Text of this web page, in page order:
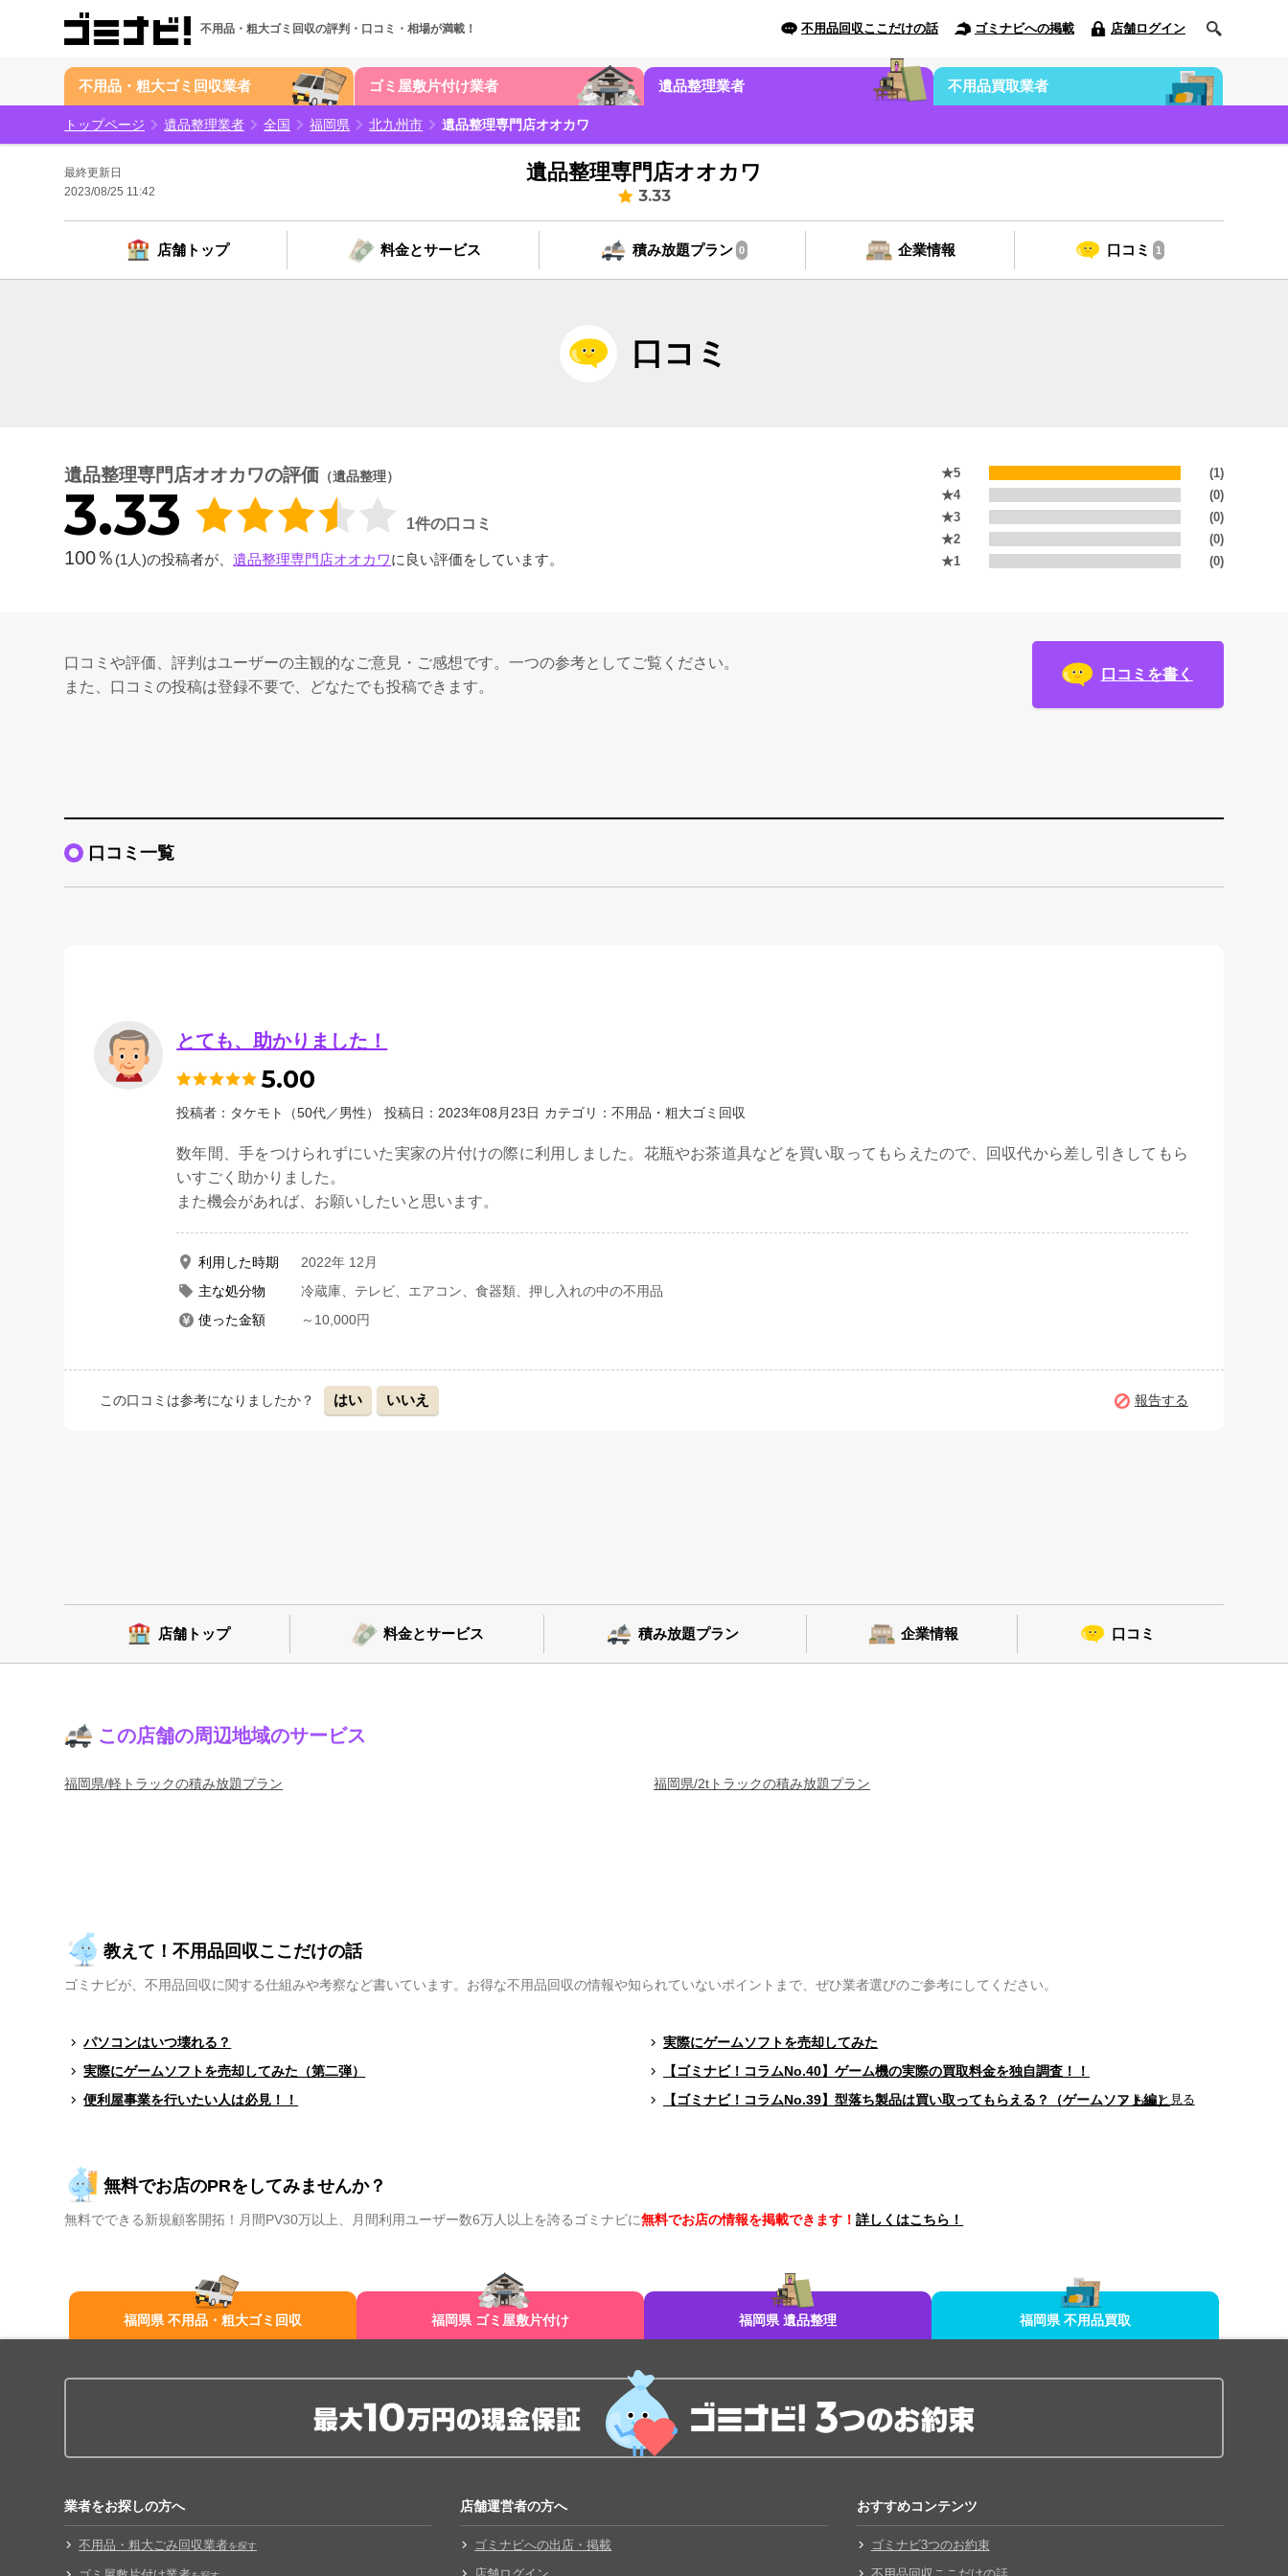
不用品・粗大ゴミ回収の評判・口コミ・相場が満載！ 不用品回収ここだけの話 ゴミナビへの掲載 店舗ログイン
不用品・粗大ゴミ回収業者 ゴミ屋敷片付け業者 遺品整理業者 不用品買取業者
トップページ 遺品整理業者 全国 福岡県 北九州市 遺品整理専門店オオカワ
遺品整理専門店オオカワ
3.33
最終更新日
2023/08/25 11:42
店舗トップ 料金とサービス 積み放題プラン 0 企業情報 口コミ 1
口コミ
遺品整理専門店オオカワの評価 （遺品整理）
3.33 1件の口コミ
100％ (1人)の投稿者が、遺品整理専門店オオカワに良い評価をしています。
★5
(1)
★4
(0)
★3
(0)
★2
(0)
★1
(0)
口コミや評価、評判はユーザーの主観的なご意見・ご感想です。一つの参考としてご覧ください。
また、口コミの投稿は登録不要で、どなたでも投稿できます。
口コミを書く
口コミ一覧
とても、助かりました！
5.00
投稿者：タケモト（50代／男性） 投稿日：2023年08月23日 カテゴリ：不用品・粗大ゴミ回収
数年間、手をつけられずにいた実家の片付けの際に利用しました。花瓶やお茶道具などを買い取ってもらえたので、回収代から差し引きしてもら
いすごく助かりました。
また機会があれば、お願いしたいと思います。
利用した時期
2022年 12月
主な処分物
冷蔵庫、テレビ、エアコン、食器類、押し入れの中の不用品
使った金額
～10,000円
この口コミは参考になりましたか？ はい いいえ 報告する
店舗トップ 料金とサービス 積み放題プラン 企業情報 口コミ
この店舗の周辺地域のサービス
福岡県/軽トラックの積み放題プラン 福岡県/2tトラックの積み放題プラン
教えて！不用品回収ここだけの話
ゴミナビが、不用品回収に関する仕組みや考察など書いています。お得な不用品回収の情報や知られていないポイントまで、ぜひ業者選びのご参考にしてください。
パソコンはいつ壊れる？
実際にゲームソフトを売却してみた
実際にゲームソフトを売却してみた（第二弾）
【ゴミナビ！コラムNo.40】ゲーム機の実際の買取料金を独自調査！！
便利屋事業を行いたい人は必見！！
【ゴミナビ！コラムNo.39】型落ち製品は買い取ってもらえる？（ゲームソフト編）
もっと見る
無料でお店のPRをしてみませんか？
無料でできる新規顧客開拓！月間PV30万以上、月間利用ユーザー数6万人以上を誇るゴミナビに無料でお店の情報を掲載できます！詳しくはこちら！
福岡県 不用品・粗大ゴミ回収 福岡県 ゴミ屋敷片付け 福岡県 遺品整理 福岡県 不用品買取
業者をお探しの方へ
不用品・粗大ごみ回収業者を探す
店舗運営者の方へ
ゴミナビへの出店・掲載
おすすめコンテンツ
ゴミナビ3つのお約束
人中、人の方が、｢参考になった｣と投票しています。